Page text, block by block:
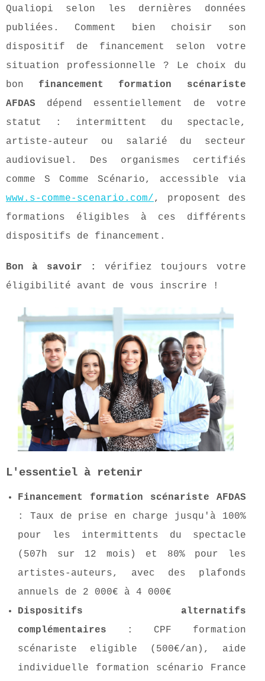
Qualiopi selon les dernières données
publiées. Comment bien choisir son
dispositif de financement selon votre
situation professionnelle ? Le choix du
bon financement formation scénariste
AFDAS dépend essentiellement de votre
statut : intermittent du spectacle,
artiste-auteur ou salarié du secteur
audiovisuel. Des organismes certifiés
comme S Comme Scénario, accessible via
www.s-comme-scenario.com/ , proposent des
formations éligibles à ces différents
dispositifs de financement.
Bon à savoir :
vérifiez toujours votre
éligibilité avant de vous inscrire !
L'essentiel à retenir
Financement formation scénariste AFDAS
: Taux de prise en charge jusqu'à 100%
pour les intermittents du spectacle
(507h sur 12 mois) et 80% pour les
artistes-auteurs, avec des plafonds
annuels de 2 000€ à 4 000€
Dispositifs alternatifs
complémentaires : CPF formation
scénariste eligible (500€/an), aide
individuelle formation scénario France